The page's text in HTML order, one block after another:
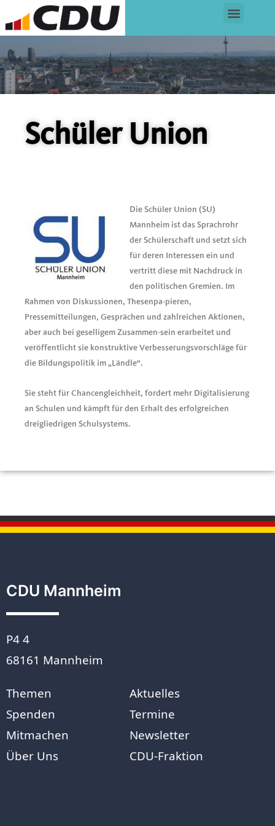
Schüler Union
Die Schüler Union (SU)
Mannheim ist das Sprachrohr
der Schülerschaft und setzt sich
für deren Interessen ein und
vertritt diese mit Nachdruck in
den politischen Gremien. Im
Rahmen von Diskussionen, Thesenpa-pieren,
Pressemitteilungen, Gesprächen und zahlreichen Aktionen,
aber auch bei geselligem Zusammen-sein erarbeitet und
veröffentlicht sie konstruktive Verbesserungsvorschläge für
die Bildungspolitik im „Ländle“.
Sie steht für Chancengleichheit, fordert mehr Digitalisierung
an Schulen und kämpft für den Erhalt des erfolgreichen
dreigliedrigen Schulsystems.
CDU Mannheim
P4 4
68161 Mannheim
Themen
Spenden
Mitmachen
Über Uns
Aktuelles
Termine
Newsletter
CDU-Fraktion